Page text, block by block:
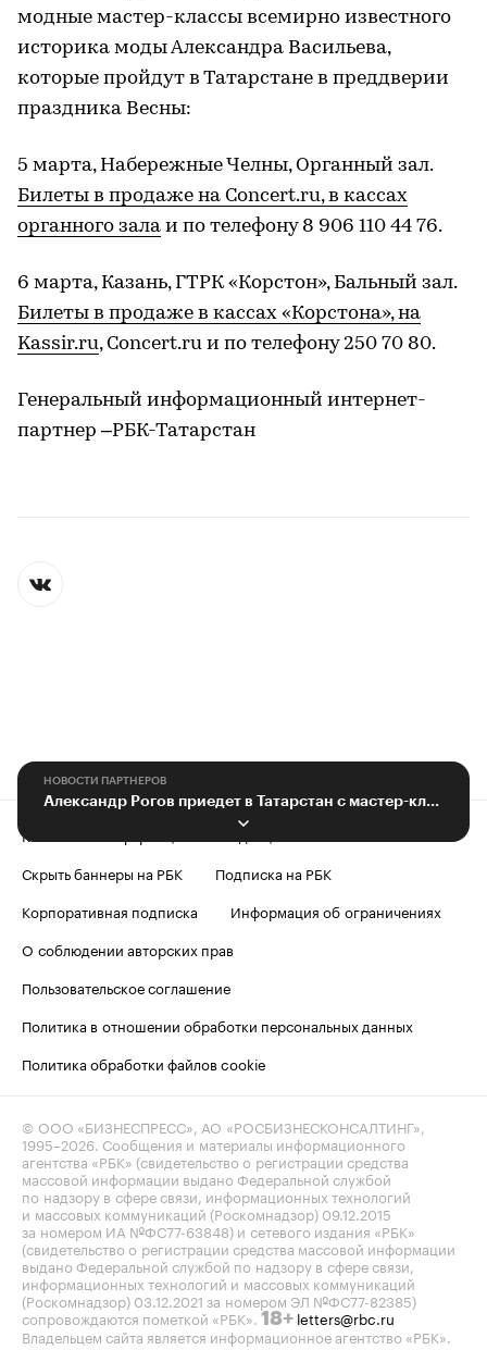
модные мастер-классы всемирно известного
историка моды Александра Васильева,
которые пройдут в Татарстане в преддверии
праздника Весны:
5 марта, Набережные Челны, Органный зал.
Билеты в продаже на Concert.ru, в кассах
органного зала и по телефону 8 906 110 44 76.
6 марта, Казань, ГТРК «Корстон», Бальный зал.
Билеты в продаже в кассах «Корстона», на
Kassir.ru, Concert.ru и по телефону 250 70 80.
Генеральный информационный интернет-
партнер –РБК-Татарстан
НОВОСТИ ПАРТНЕРОВ
Александр Рогов приедет в Татарстан с мастер-классом «Модные тренды»
Контактная информация
Скрыть баннеры на РБК
Подписка на РБК
Корпоративная подписка
Информация об ограничениях
О соблюдении авторских прав
Пользовательское соглашение
Политика в отношении обработки персональных данных
Политика обработки файлов cookie
© ООО «БИЗНЕСПРЕСС», АО «РОСБИЗНЕСКОНСАЛТИНГ»,
1995–2026. Сообщения и материалы информационного
агентства «РБК» (свидетельство о регистрации средства
массовой информации выдано Федеральной службой
по надзору в сфере связи, информационных технологий
и массовых коммуникаций (Роскомнадзор) 09.12.2015
за номером ИА №ФС77-63848) и сетевого издания «РБК»
(свидетельство о регистрации средства массовой информации
выдано Федеральной службой по надзору в сфере связи,
информационных технологий и массовых коммуникаций
(Роскомнадзор) 03.12.2021 за номером ЭЛ №ФС77-82385)
сопровождаются пометкой «РБК». 18+ letters@rbc.ru
Владельцем сайта является информационное агентство «РБК».